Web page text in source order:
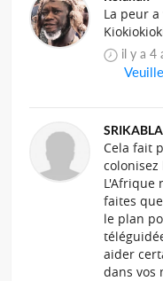
La peur
il y a
SRIKABLA
Cela fait
colonisez
L'Afrique
faites
le plan
aider
dans vos